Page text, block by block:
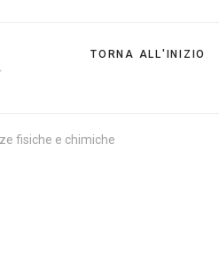
TORNA ALL'INIZIO
fisiche e chimiche